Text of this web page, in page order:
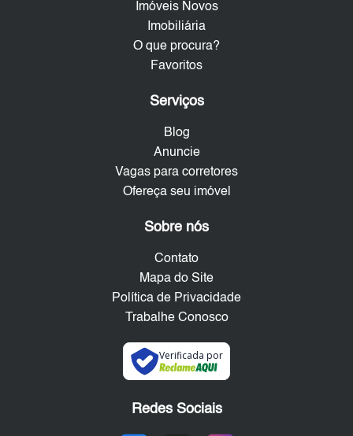
Imóveis Novos
Imobiliária
O que procura?
Favoritos
Serviços
Blog
Anuncie
Vagas para corretores
Ofereça seu imóvel
Sobre nós
Contato
Mapa do Site
Política de Privacidade
Trabalhe Conosco
Verificada por
Redes Sociais